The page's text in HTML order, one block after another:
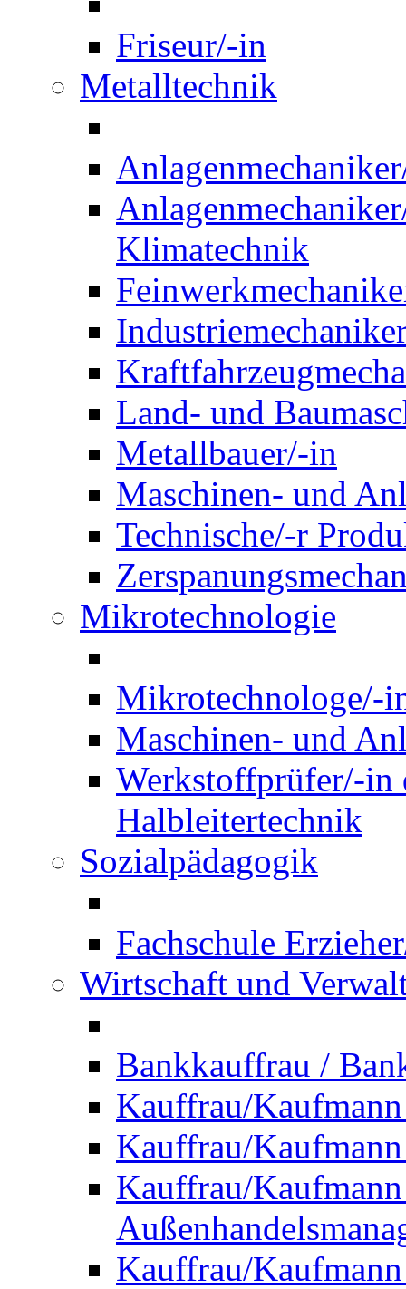
Friseur/-in
Metalltechnik
Klimatechnik
Land- und
Metallbauer/-in
Maschinen- und
Technische/-r
Mikrotechnologie
Mikrotechnologe/-
Maschinen- und
Werkstoffprüfer/-in
Halbleitertechnik
Sozialpädagogik
Fachschule
Wirtschaft und
Bankkauffrau /
Kauffrau/
Kauffrau/
Kauffrau/
Kauffrau/